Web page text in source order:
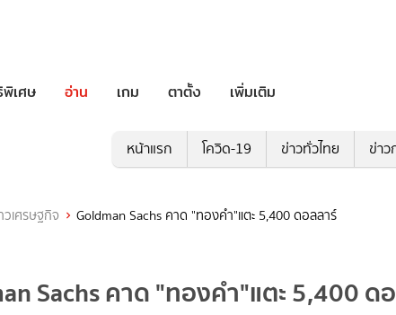
เศษ อ่าน เกม ตาตั้ง เพิ่มเติม
หน้าแรก โควิด-19 ข่าวทั่วไทย ข่าว
วเศรษฐกิจ Goldman Sachs คาด "ทองคำ"แตะ 5,400 ดอลลาร์
Sachs คาด "ทองคำ"แตะ 5,400 ด